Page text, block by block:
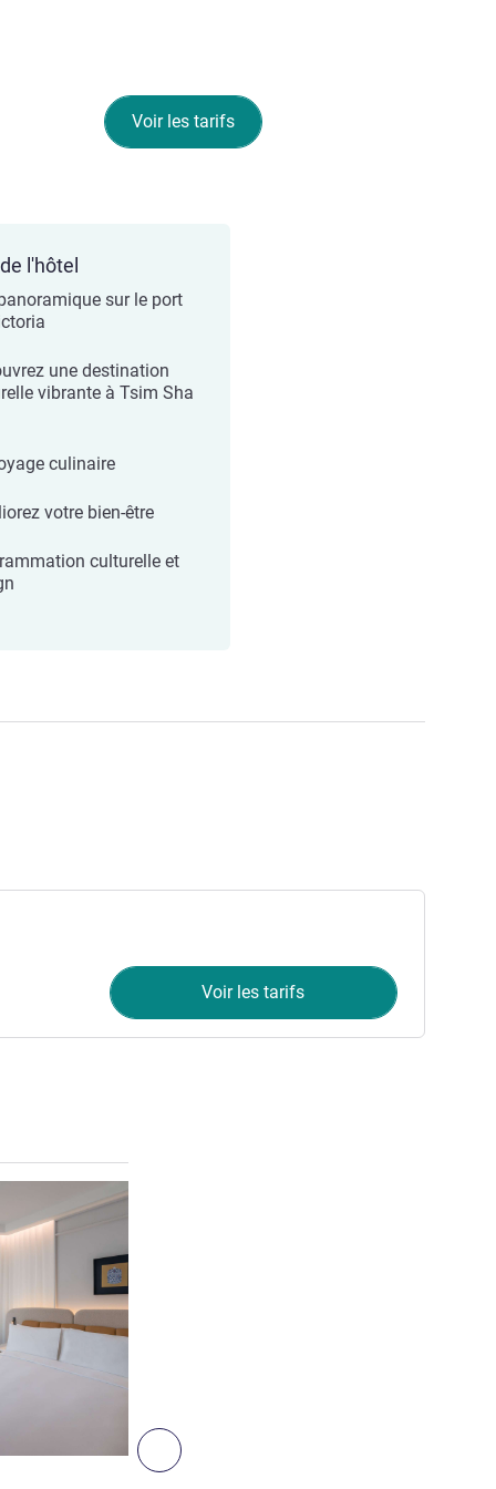
Voir les tarifs
l'hôtel
sur le port
une destination
vibrante à Tsim Sha
culinaire
votre bien-être
culturelle et
Voir les tarifs
Suivant - Chambre